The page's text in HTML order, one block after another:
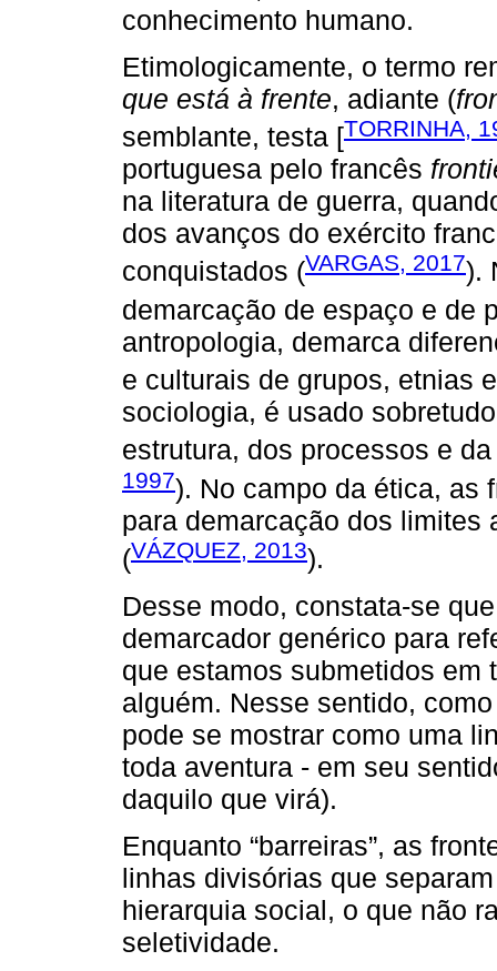
conhecimento humano.
Etimologicamente, o termo
que está à frente, adiante (
semblante, testa [TORRINHA,
portuguesa pelo francês
na literatura de guerra,
dos avanços do exército
conquistados (VARGAS, 2017).
demarcação de espaço e de
antropologia, demarca
e culturais de grupos, etnias
sociologia, é usado
estrutura, dos processos e
1997). No campo da ética, as
para demarcação dos limites
(VÁZQUEZ, 2013).
Desse modo, constata-se
demarcador genérico para
que estamos submetidos em
alguém. Nesse sentido,
pode se mostrar como uma
toda aventura - em seu
daquilo que virá).
Enquanto “barreiras”, as
linhas divisórias que
hierarquia social, o que não
seletividade.